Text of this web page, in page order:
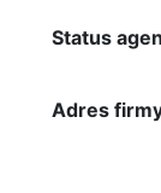
Status
Adres